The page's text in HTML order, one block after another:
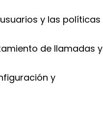
y las políticas
de llamadas y
y